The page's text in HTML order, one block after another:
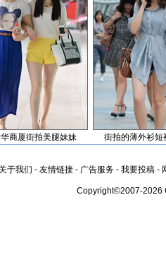
商厦街拍美腿妹妹 街拍的薄外衫短
关于我们 - 友情链接 - 广告服务 - 我要投稿 -
Copyright©2007-2026